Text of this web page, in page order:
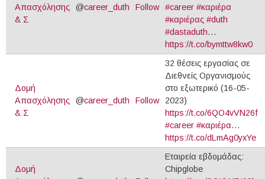
Απασχόλησης
& Σ
@career_duth Follow
#career #καριέρα
#καριέρας #duth
#dastaduth…
https://t.co/bymttw8kw0
Δομή
Απασχόλησης
& Σ
@career_duth Follow
32 θέσεις εργασίας σε
Διεθνείς Οργανισμούς
στο εξωτερικό (16-05-
2023)
https://t.co/6QO4vVN26f
#career #καριέρα…
https://t.co/dLmAg0yxYe
Δομή
Εταιρεία εβδομάδας:
Chipglobe